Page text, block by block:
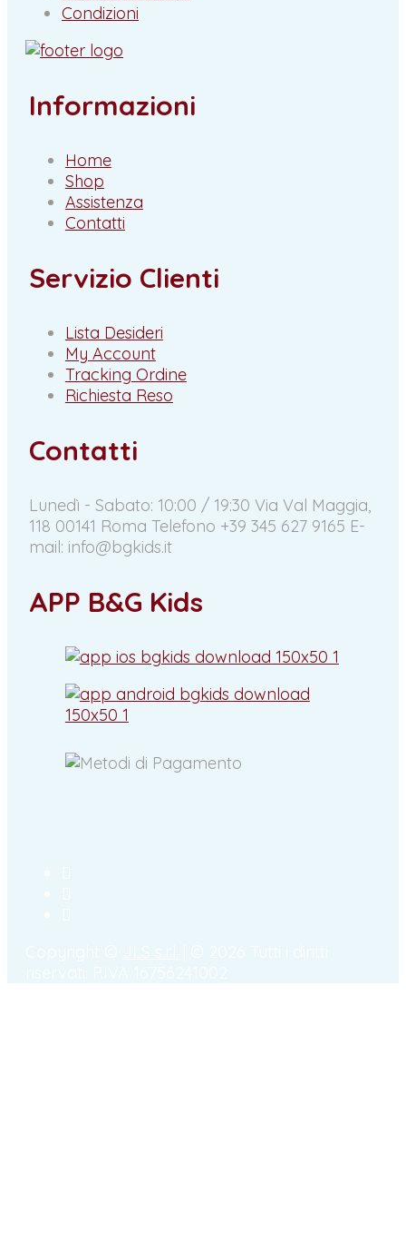
Condizioni
Informazioni
Home
Shop
Assistenza
Contatti
Servizio Clienti
Lista Desideri
My Account
Tracking Ordine
Richiesta Reso
Contatti
Lunedì - Sabato: 10:00 / 19:30 Via Val Maggia,
118 00141 Roma Telefono +39 345 627 9165 E-
mail: info@bgkids.it
APP B&G Kids